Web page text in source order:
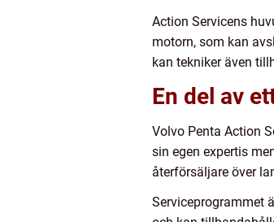
Action Servicens
motorn, som kan
kan tekniker även
En del av
Volvo Penta Action
sin egen expertis
återförsäljare över
Serviceprogrammet